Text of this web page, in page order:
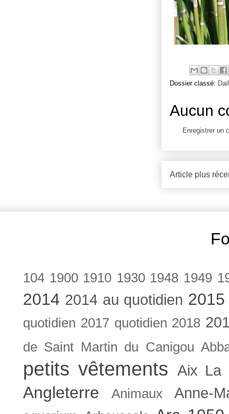
Dossier classé:
Aucun
Enregistrer un
Article plus
104 1900 1910 1930 1948 1949
2014 2014 au quotidien
quotidien 2017 quotidien 2018
de Saint Martin du Canigou
petits vêtements Aix La
Angleterre Animaux Anne-